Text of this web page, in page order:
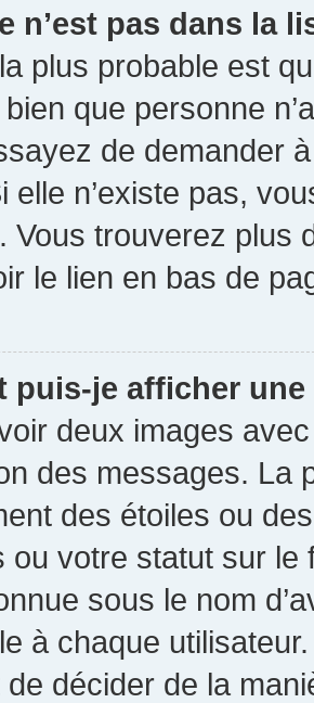
n’est pas dans la
plus probable est
que personne
de demander
elle n’existe pas,
Vous trouverez plus
le lien en bas de
puis-je afficher
deux images
des messages. La
des étoiles ou
ou votre statut sur
sous le nom
à chaque utilisateur.
décider de la